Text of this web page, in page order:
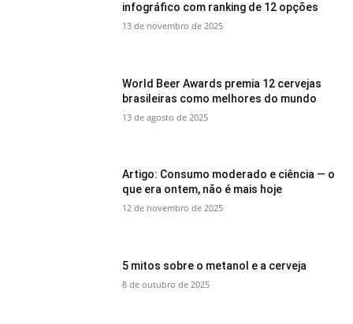
infográfico com ranking de 12 opções
13 de novembro de 2025
World Beer Awards premia 12 cervejas
brasileiras como melhores do mundo
13 de agosto de 2025
Artigo: Consumo moderado e ciência — o
que era ontem, não é mais hoje
12 de novembro de 2025
5 mitos sobre o metanol e a cerveja
8 de outubro de 2025